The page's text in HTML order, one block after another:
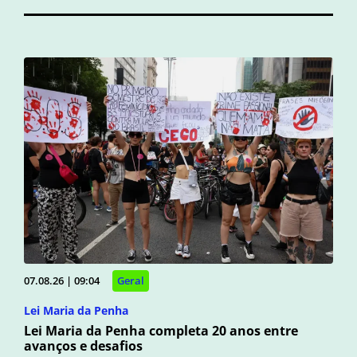
07.08.26 | 09:04 Geral
Lei Maria da Penha
Lei Maria da Penha completa 20 anos entre
avanços e desafios